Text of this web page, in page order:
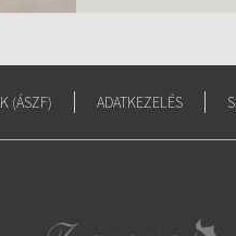
(ÁSZF) ADATKEZELÉS